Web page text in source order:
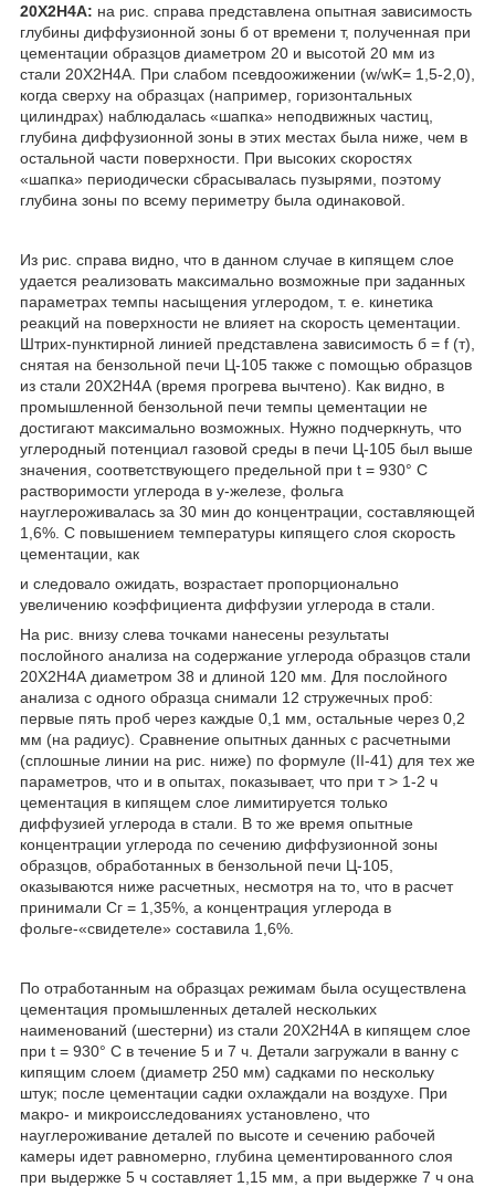
20Х2Н4А: на рис. справа представлена опытная зависимость
глубины диффузионной зоны б от времени т, полученная при
цементации образцов диаметром 20 и высотой 20 мм из
стали 20Х2Н4А. При слабом псевдоожижении (w/wK= 1,5-2,0),
когда сверху на образцах (например, горизонтальных
цилиндрах) наблюдалась «шапка» неподвижных частиц,
глубина диффузионной зоны в этих местах была ниже, чем в
остальной части поверхности. При высоких скоростях
«шапка» периодически сбрасывалась пузырями, поэтому
глубина зоны по всему периметру была одинаковой.
Из рис. справа видно, что в данном случае в кипящем слое
удается реализовать максимально возможные при заданных
параметрах темпы насыщения углеродом, т. е. кинетика
реакций на поверхности не влияет на скорость цементации.
Штрих-пунктирной линией представлена зависимость б = f (т),
снятая на бензольной печи Ц-105 также с помощью образцов
из стали 20Х2Н4А (время прогрева вычтено). Как видно, в
промышленной бензольной печи темпы цементации не
достигают максимально возможных. Нужно подчеркнуть, что
углеродный потенциал газовой среды в печи Ц-105 был выше
значения, соответствующего предельной при t = 930° С
растворимости углерода в у-железе, фольга
науглероживалась за 30 мин до концентрации, составляющей
1,6%. С повышением температуры кипящего слоя скорость
цементации, как
и следовало ожидать, возрастает пропорционально
увеличению коэффициента диффузии углерода в стали.
На рис. внизу слева точками нанесены результаты
послойного анализа на содержание углерода образцов стали
20Х2Н4А диаметром 38 и длиной 120 мм. Для послойного
анализа с одного образца снимали 12 стружечных проб:
первые пять проб через каждые 0,1 мм, остальные через 0,2
мм (на радиус). Сравнение опытных данных с расчетными
(сплошные линии на рис. ниже) по формуле (II-41) для тех же
параметров, что и в опытах, показывает, что при т > 1-2 ч
цементация в кипящем слое лимитируется только
диффузией углерода в стали. В то же время опытные
концентрации углерода по сечению диффузионной зоны
образцов, обработанных в бензольной печи Ц-105,
оказываются ниже расчетных, несмотря на то, что в расчет
принимали Сг = 1,35%, а концентрация углерода в
фольге-«свидетеле» составила 1,6%.
По отработанным на образцах режимам была осуществлена
цементация промышленных деталей нескольких
наименований (шестерни) из стали 20Х2Н4А в кипящем слое
при t = 930° С в течение 5 и 7 ч. Детали загружали в ванну с
кипящим слоем (диаметр 250 мм) садками по нескольку
штук; после цементации садки охлаждали на воздухе. При
макро- и микроисследованиях установлено, что
науглероживание деталей по высоте и сечению рабочей
камеры идет равномерно, глубина цементированного слоя
при выдержке 5 ч составляет 1,15 мм, а при выдержке 7 ч она